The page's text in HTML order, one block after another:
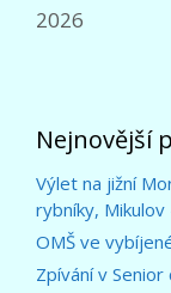
2026
Nejnovější
Výlet na jižní
rybníky,
OMŠ ve
Zpívání v